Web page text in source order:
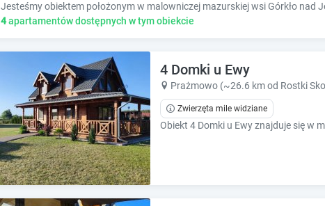
4apartamentów dostępnych w tym obiekcie
4 Domki u Ewy
Prażmowo (~26.6 km od Rostki
Zwierzęta mile widziane